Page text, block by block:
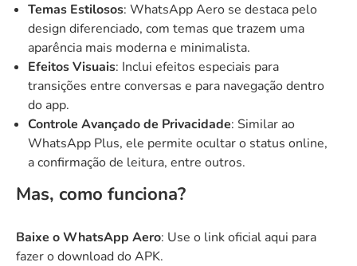
Temas Estilosos: WhatsApp Aero se destaca pelo
design diferenciado, com temas que trazem uma
aparência mais moderna e minimalista.
Efeitos Visuais: Inclui efeitos especiais para
transições entre conversas e para navegação dentro
do app.
Controle Avançado de Privacidade: Similar ao
WhatsApp Plus, ele permite ocultar o status online,
a confirmação de leitura, entre outros.
Mas, como funciona?
Baixe o WhatsApp Aero: Use o link oficial aqui para
fazer o download do APK.